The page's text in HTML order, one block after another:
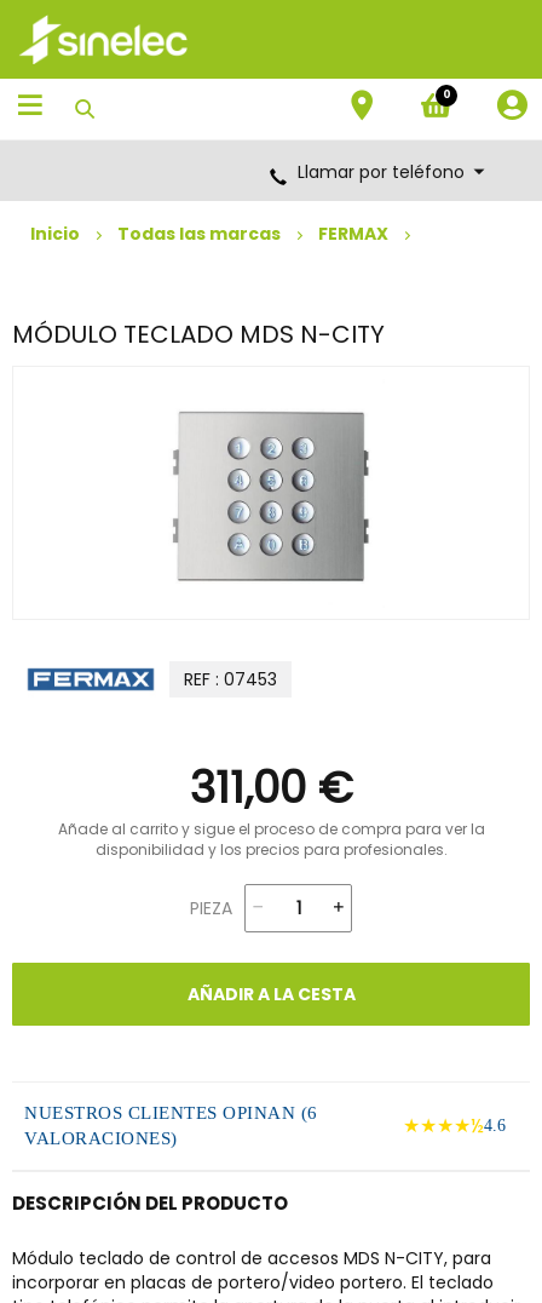
Saltar
contenido
Saltar
menú
de
navegación
0
Llamar por teléfono
Inicio Todas las marcas FERMAX
MÓDULO TECLADO MDS N-CITY
REF : 07453
311,00 €
Añade al carrito y sigue el proceso de compra para ver la
disponibilidad y los precios para profesionales.
PIEZA
AÑADIR A LA CESTA
NUESTROS CLIENTES OPINAN (6
VALORACIONES)
★★★★½4.6
DESCRIPCIÓN DEL PRODUCTO
Módulo teclado de control de accesos MDS N-CITY, para
incorporar en placas de portero/video portero. El teclado